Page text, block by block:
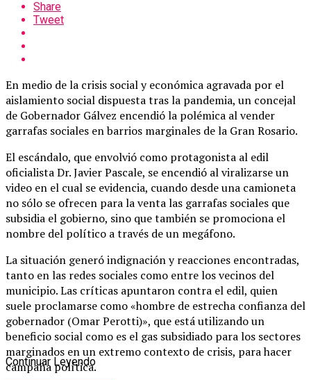
Share
Tweet
En medio de la crisis social y económica agravada por el
aislamiento social dispuesta tras la pandemia, un concejal
de Gobernador Gálvez encendió la polémica al vender
garrafas sociales en barrios marginales de la Gran Rosario.
El escándalo, que envolvió como protagonista al edil
oficialista Dr. Javier Pascale, se encendió al viralizarse un
video en el cual se evidencia, cuando desde una camioneta
no sólo se ofrecen para la venta las garrafas sociales que
subsidia el gobierno, sino que también se promociona el
nombre del político a través de un megáfono.
La situación generó indignación y reacciones encontradas,
tanto en las redes sociales como entre los vecinos del
municipio. Las críticas apuntaron contra el edil, quien
suele proclamarse como «hombre de estrecha confianza del
gobernador (Omar Perotti)», que está utilizando un
beneficio social como es el gas subsidiado para los sectores
marginados en un extremo contexto de crisis, para hacer
campaña política.
Continuar Leyendo